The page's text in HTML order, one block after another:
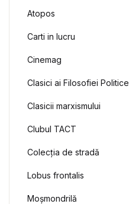
Atopos
Carti in lucru
Cinemag
Clasici ai Filosofiei Politice
Clasicii marxismului
Clubul TACT
Colecția de stradă
Lobus frontalis
Moşmondrilă